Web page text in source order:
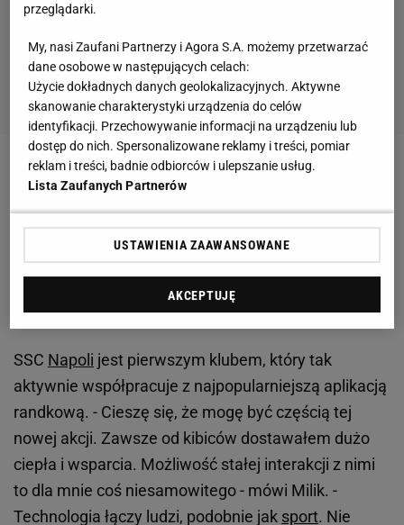
Po urazie nie ma już śladu, a 23-letni piłkarz
korespondowali i zaprosił na wspólne zwiedzanie
stadionu w Neapolu.
SSC Napoli jest pierwszym klubem, który tak
aktywnie współpracuje z najpopularniejszą aplikacją
randkową. - Cieszę się, że mogę być częścią tej
nowej akcji. Zawsze od kibiców dostawałem dużo
ciepła i wsparcia. Możliwość stałej interakcji z nimi
to dla mnie coś niesamowitego - mówi Milik. -
Technologia łączy ludzi, podobnie jak sport. Nie
przeglądarki.
My, nasi Zaufani Partnerzy i Agora S.A. możemy przetwarzać
dane osobowe w następujących celach:
Użycie dokładnych danych geolokalizacyjnych. Aktywne
skanowanie charakterystyki urządzenia do celów
identyfikacji. Przechowywanie informacji na urządzeniu lub
dostęp do nich. Spersonalizowane reklamy i treści, pomiar
reklam i treści, badnie odbiorców i ulepszanie usług.
Lista Zaufanych Partnerów
USTAWIENIA ZAAWANSOWANE
AKCEPTUJĘ